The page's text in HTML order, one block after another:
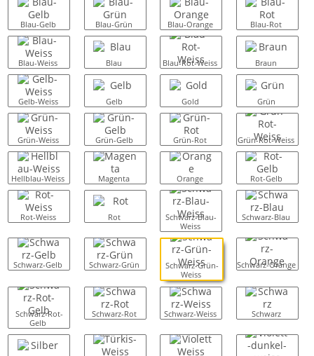
Blau-Gelb Blau-Grün Blau-Orange Blau-Rot
Blau-Weiss Blau Blau-Rot-Weiss Braun
Gelb-Weiss Gelb Gold Grün
Grün-Weiss Grün-Gelb Grün-Rot Grün-Rot-Weiss
Hellblau-Weiss Magenta Orange Rot-Gelb
Rot-Weiss Rot
Schwarz-Blau-
Weiss
Schwarz-Blau
Schwarz-Gelb Schwarz-Grün
Schwarz-Grün-
Weiss
Schwarz-Orange
Schwarz-Rot-
Gelb
Schwarz-Rot Schwarz-Weiss Schwarz